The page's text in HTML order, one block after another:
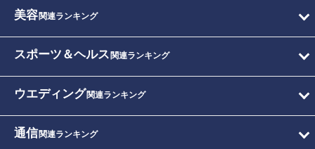
美容関連ランキング
スポーツ＆ヘルス 関連ランキング
ウエディング関連ランキング
通信関連ランキング